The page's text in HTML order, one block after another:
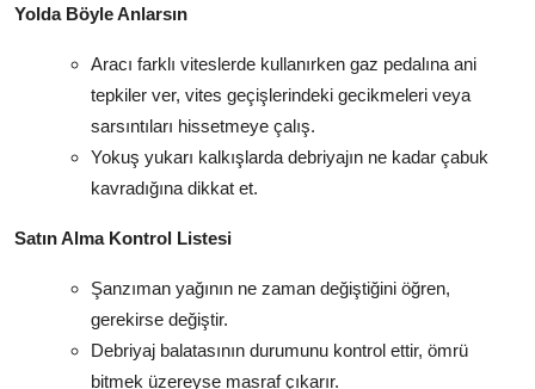
Yolda Böyle Anlarsın
Aracı farklı viteslerde kullanırken gaz pedalına ani
tepkiler ver, vites geçişlerindeki gecikmeleri veya
sarsıntıları hissetmeye çalış.
Yokuş yukarı kalkışlarda debriyajın ne kadar çabuk
kavradığına dikkat et.
Satın Alma Kontrol Listesi
Şanzıman yağının ne zaman değiştiğini öğren,
gerekirse değiştir.
Debriyaj balatasının durumunu kontrol ettir, ömrü
bitmek üzereyse masraf çıkarır.